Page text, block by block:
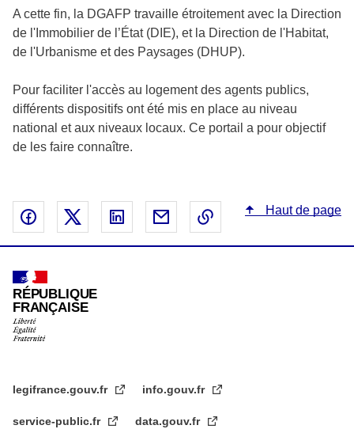
A cette fin, la DGAFP travaille étroitement avec la Direction
de l'Immobilier de l’État (DIE), et la Direction de l'Habitat,
de l'Urbanisme et des Paysages (DHUP).
Pour faciliter l'accès au logement des agents publics,
différents dispositifs ont été mis en place au niveau
national et aux niveaux locaux. Ce portail a pour objectif
de les faire connaître.
Partager sur Facebook - nouvelle fenêtre
Partager sur X - nouvelle fenêtre
Partager sur Linked In - nouvelle
Partager par email - nouvelle
Copier le lien dans le
Haut de page
RÉPUBLIQUE
FRANÇAISE
legifrance.gouv.fr info.gouv.fr
service-public.fr data.gouv.fr